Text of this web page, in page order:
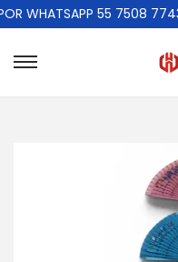
WHATSAPP 55 7508 7743